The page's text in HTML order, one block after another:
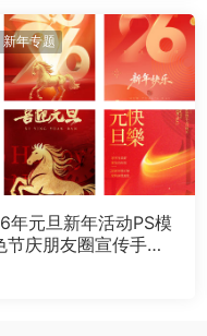
新年专题
年元旦新年活动PS模
节庆朋友圈宣传手机